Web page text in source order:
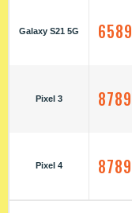
Galaxy S21 5G
Pixel 3
Pixel 4
6589
8789
8789